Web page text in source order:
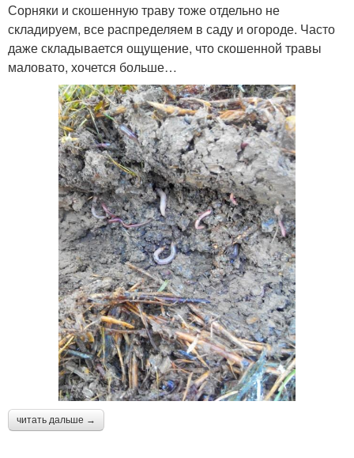
Азотные удобрения Фосфорные удобрения
Калийные удобрения Удобрения для цветов
Промышленные
удобрения
Удобрения для
растений
Органические
удобрения
Удобрения для
осеннего внесения
Осенний удобрение Удобрения в октябре
Сорняки и скошенную траву тоже отдельно не
складируем, все распределяем в саду и огороде. Часто
даже складывается ощущение, что скошенной травы
маловато, хочется больше…
читать дальше →